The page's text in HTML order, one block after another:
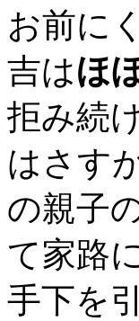
お前に
吉はほ
拒み続
はさす
の親子
て家路
手下を